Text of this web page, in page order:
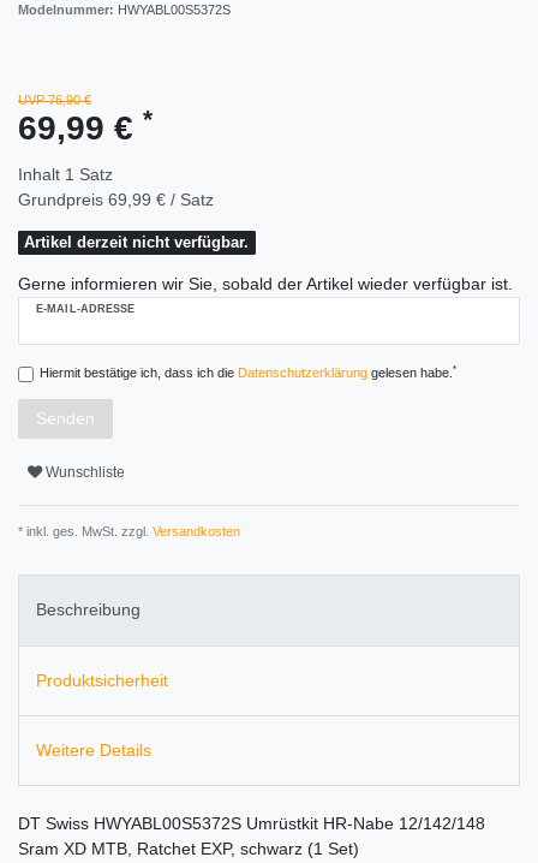
Modelnummer: HWYABL00S5372S
UVP 76,90 €
69,99 € *
Inhalt 1 Satz
Grundpreis 69,99 € / Satz
Artikel derzeit nicht verfügbar.
Gerne informieren wir Sie, sobald der Artikel wieder verfügbar ist.
E-MAIL-ADRESSE
Hiermit bestätige ich, dass ich die Daten­schutz­erklärunggelesen habe. *
Senden
Wunschliste
* inkl. ges. MwSt. zzgl. Versandkosten
Beschreibung
Produktsicherheit
Weitere Details
DT Swiss HWYABL00S5372S Umrüstkit HR-Nabe 12/142/148
Sram XD MTB, Ratchet EXP, schwarz (1 Set)